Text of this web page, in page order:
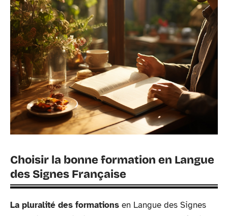
Choisir la bonne formation en Langue
des Signes Française
La pluralité des formations en Langue des Signes